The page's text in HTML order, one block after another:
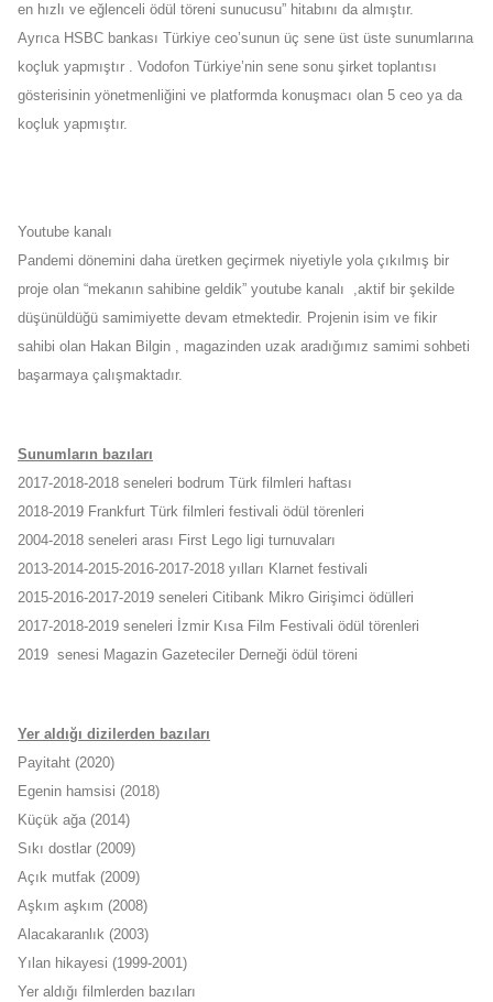
en hızlı ve eğlenceli ödül töreni sunucusu” hitabını da almıştır.
Ayrıca HSBC bankası Türkiye ceo’sunun üç sene üst üste sunumlarına
koçluk yapmıştır . Vodofon Türkiye’nin sene sonu şirket toplantısı
gösterisinin yönetmenliğini ve platformda konuşmacı olan 5 ceo ya da
koçluk yapmıştır.
Youtube kanalı
Pandemi dönemini daha üretken geçirmek niyetiyle yola çıkılmış bir
proje olan “mekanın sahibine geldik” youtube kanalı ,aktif bir şekilde
düşünüldüğü samimiyette devam etmektedir. Projenin isim ve fikir
sahibi olan Hakan Bilgin , magazinden uzak aradığımız samimi sohbeti
başarmaya çalışmaktadır.
Sunumların bazıları
2017-2018-2018 seneleri bodrum Türk filmleri haftası
2018-2019 Frankfurt Türk filmleri festivali ödül törenleri
2004-2018 seneleri arası First Lego ligi turnuvaları
2013-2014-2015-2016-2017-2018 yılları Klarnet festivali
2015-2016-2017-2019 seneleri Citibank Mikro Girişimci ödülleri
2017-2018-2019 seneleri İzmir Kısa Film Festivali ödül törenleri
2019 senesi Magazin Gazeteciler Derneği ödül töreni
Yer aldığı dizilerden bazıları
Payitaht (2020)
Egenin hamsisi (2018)
Küçük ağa (2014)
Sıkı dostlar (2009)
Açık mutfak (2009)
Aşkım aşkım (2008)
Alacakaranlık (2003)
Yılan hikayesi (1999-2001)
Yer aldığı filmlerden bazıları